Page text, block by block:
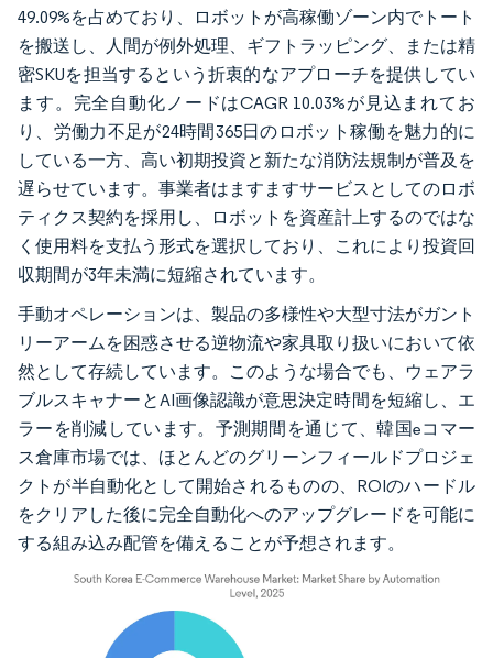
49.09%を占めており、ロボットが高稼働ゾーン内でトート
を搬送し、人間が例外処理、ギフトラッピング、または精
密SKUを担当するという折衷的なアプローチを提供してい
ます。完全自動化ノードはCAGR 10.03%が見込まれてお
り、労働力不足が24時間365日のロボット稼働を魅力的に
している一方、高い初期投資と新たな消防法規制が普及を
遅らせています。事業者はますますサービスとしてのロボ
ティクス契約を採用し、ロボットを資産計上するのではな
く使用料を支払う形式を選択しており、これにより投資回
収期間が3年未満に短縮されています。
手動オペレーションは、製品の多様性や大型寸法がガント
リーアームを困惑させる逆物流や家具取り扱いにおいて依
然として存続しています。このような場合でも、ウェアラ
ブルスキャナーとAI画像認識が意思決定時間を短縮し、エ
ラーを削減しています。予測期間を通じて、韓国eコマー
ス倉庫市場では、ほとんどのグリーンフィールドプロジェ
クトが半自動化として開始されるものの、ROIのハードル
をクリアした後に完全自動化へのアップグレードを可能に
する組み込み配管を備えることが予想されます。